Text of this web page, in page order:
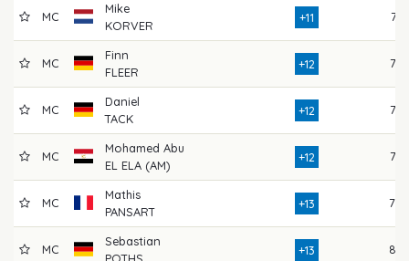
MC
Mike
KORVER
+11 74
MC
Finn
FLEER
+12 77
MC
Daniel
TACK
+12 77
MC
Mohamed Abu
EL ELA (AM)
+12 77
MC
Mathis
PANSART
+13 78
MC
Sebastian
+13 82